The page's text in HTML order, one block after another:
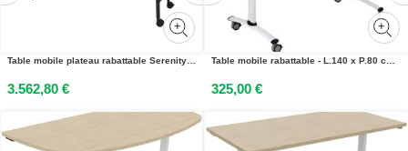
Table mobile plateau rabattable Serenity 320 x 120 cm Orme – Pied Noir
3.562,80 €
Table mobile rabattable - L.140 x P.80 cm - Plateau Chêne canadien - Pieds Aluminium
325,00 €